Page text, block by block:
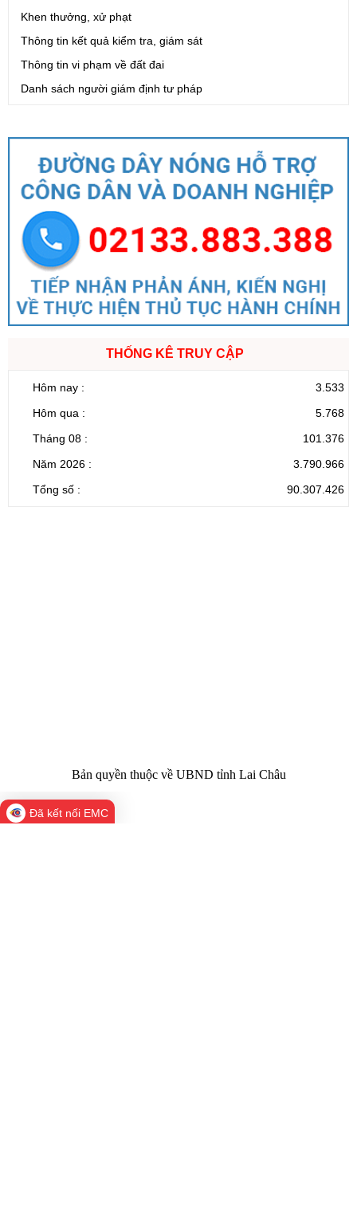
Khen thưởng, xử phạt
Thông tin kết quả kiểm tra, giám sát
Thông tin vi phạm về đất đai
Danh sách người giám định tư pháp
THỐNG KÊ TRUY CẬP
Hôm nay :
3.533
Hôm qua :
5.768
Tháng 08 :
101.376
Năm 2026 :
3.790.966
Tổng số :
90.307.426
Bản quyền thuộc về UBND tỉnh Lai Châu
Đã kết nối EMC